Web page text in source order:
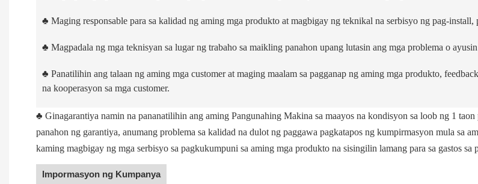
♣ Maging responsable para sa kalidad ng aming mga produkto at magbigay ng teknikal na serbisyo ng pag-install,
♣ Magpadala ng mga teknisyan sa lugar ng trabaho sa maikling panahon upang lutasin ang mga problema o
♣ Panatilihin ang talaan ng aming mga customer at maging maalam sa pagganap ng aming mga produkto,
na kooperasyon sa mga customer.
♣ Ginagarantiya namin na pananatilihin ang aming Pangunahing Makina sa maayos na kondisyon sa loob ng 1
panahon ng garantiya, anumang problema sa kalidad na dulot ng paggawa pagkatapos ng kumpirmasyon mula sa
kaming magbigay ng mga serbisyo sa pagkukumpuni sa aming mga produkto na sisingilin lamang para sa gastos sa
Impormasyon ng Kumpanya